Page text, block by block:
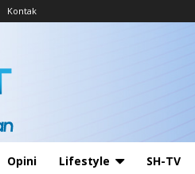
Kontak
Opini Lifestyle SH-TV